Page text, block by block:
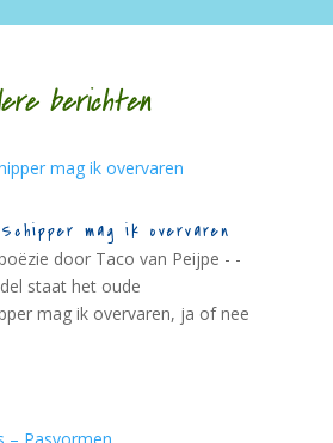
berichten
mag ik overvaren
door Taco van Peijpe - -
staat het oude
mag ik overvaren, ja of nee